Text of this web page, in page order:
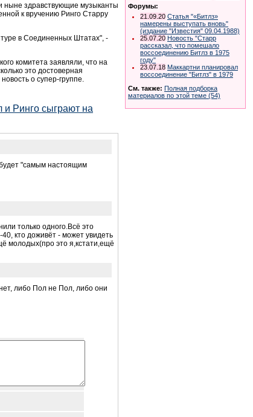
ныне здравствующие музыканты
к вручению Ринго Старру
в Соединенных Штатах", -
комитета заявляли, что на
это достоверная
о супер-группе.
и Ринго сыграют на
"самым настоящим
только одного.Всё это
кто доживёт - может увидеть
молодых(про это я,кстати,ещё
либо Пол не Пол, либо они
Форумы:
21.09.20 Статья "«Битлз»
намерены выступать вновь"
(издание "Известия" 09.04.1988)
25.07.20 Новость "Старр
рассказал, что помешало
воссоединению Битлз в 1975
году"
23.07.18 Маккартни планировал
воссоединение "Битлз" в 1979
См. также: Полная подборка
материалов по этой теме (54)